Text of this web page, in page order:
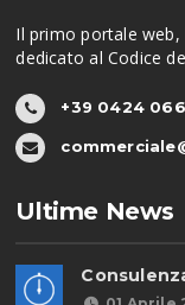
Il primo portale
dedicato al Codice
+39 0424
Ultime News